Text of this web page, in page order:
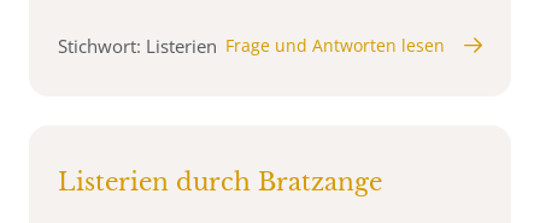
Stichwort: Listerien Frage und Antworten lesen
Listerien durch Bratzange